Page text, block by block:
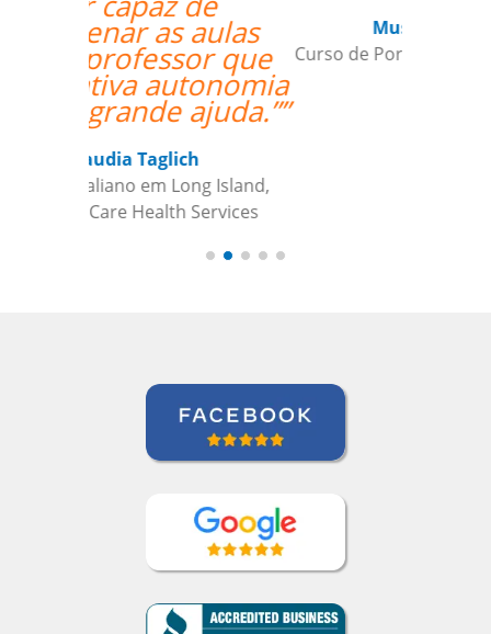
Mustafa Hussain
Curso de Português em São Jose dos
Campos